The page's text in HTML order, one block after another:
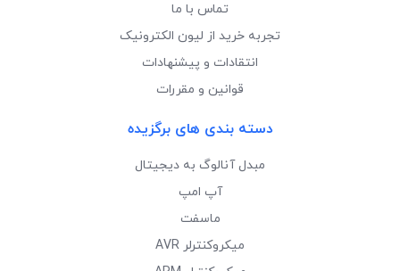
تماس با ما
تجربه خرید از لیون الکترونیک
انتقادات و پیشنهادات
قوانین و مقررات
دسته بندی های برگزیده
مبدل آنالوگ به دیجیتال
آپ امپ
ماسفت
میکروکنترلر AVR